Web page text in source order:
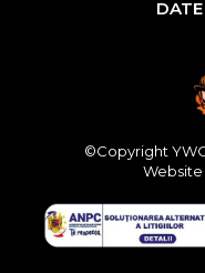
©Copyright